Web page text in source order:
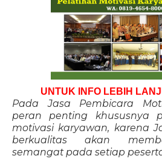
UNTUK INFO LEBIH
Pada Jasa Pembicara
peran penting khususnya
motivasi karyawan, karena
berkualitas akan
semangat pada setiap